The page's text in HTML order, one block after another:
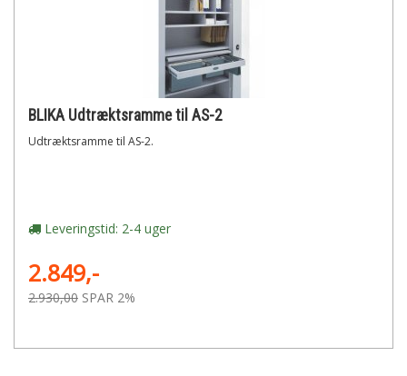
BLIKA Udtræktsramme til AS-2
Udtræktsramme til AS-2.
Leveringstid: 2-4 uger
2.849,-
2.930,00 SPAR 2%